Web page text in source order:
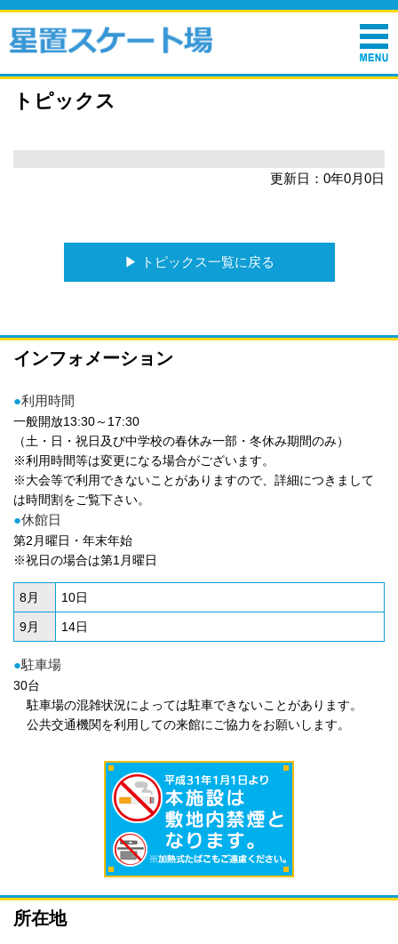
トピックス
更新日：0年0月0日
▶︎ トピックス一覧に戻る
インフォメーション
●利用時間
一般開放13:30～17:30
（土・日・祝日及び中学校の春休み一部・冬休み期間のみ）
※利用時間等は変更になる場合がございます。
※大会等で利用できないことがありますので、詳細につきまして
は時間割をご覧下さい。
●休館日
第2月曜日・年末年始
※祝日の場合は第1月曜日
8月 10日
9月 14日
●駐車場
30台
駐車場の混雑状況によっては駐車できないことがあります。
公共交通機関を利用しての来館にご協力をお願いします。
所在地